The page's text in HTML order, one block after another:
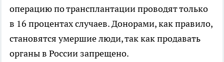
операцию по трансплантации проводят только
в 16 процентах случаев. Донорами, как правило,
становятся умершие люди, так как продавать
органы в России запрещено.